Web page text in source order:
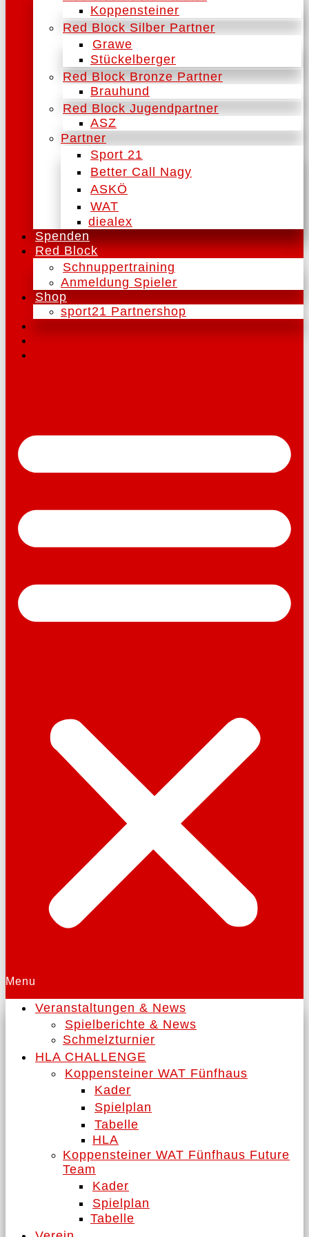
Koppensteiner
Red Block Silber Partner
Grawe
Stückelberger
Red Block Bronze Partner
Brauhund
Red Block Jugendpartner
ASZ
Partner
Sport 21
Better Call Nagy
ASKÖ
WAT
diealex
Spenden
Red Block
Schnuppertraining
Anmeldung Spieler
Shop
sport21 Partnershop
Menu
Veranstaltungen & News
Spielberichte & News
Schmelzturnier
HLA CHALLENGE
Koppensteiner WAT Fünfhaus
Kader
Spielplan
Tabelle
HLA
Koppensteiner WAT Fünfhaus Future
Team
Kader
Spielplan
Tabelle